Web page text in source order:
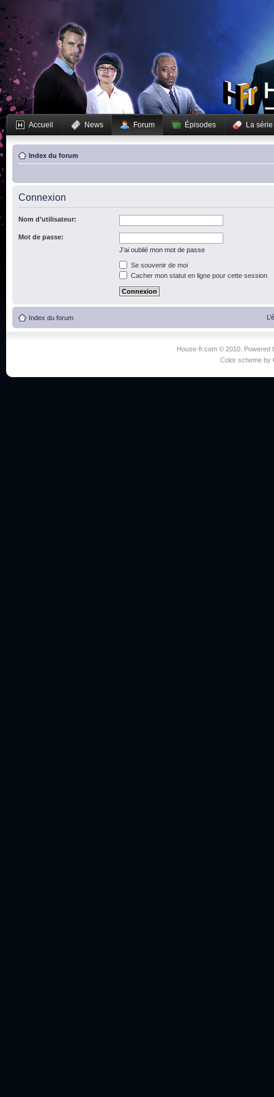
Accueil News Forum Épisodes La série
Index du forum
Connexion
Nom d’utilisateur:
Mot de passe:
J’ai oublié mon mot de passe
Se souvenir de moi
Cacher mon statut en ligne pour cette session
Index du forum
House-fr.com © 2010. Powered
Color scheme by